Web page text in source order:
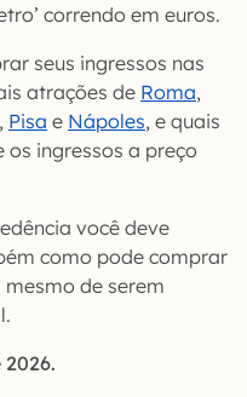
correndo em euros.
seus ingressos nas
atrações de Roma,
, Pisa e Nápoles, e quais
ingressos a preço
você deve
como pode comprar
de serem